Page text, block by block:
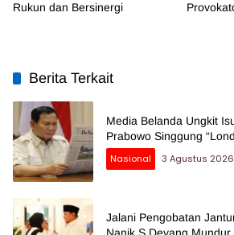
Rukun dan Bersinergi
Berita Terkait
Media Belanda Ungkit
Prabowo Singgung
Nasional
3 Agustus 2026
Jalani Pengobatan